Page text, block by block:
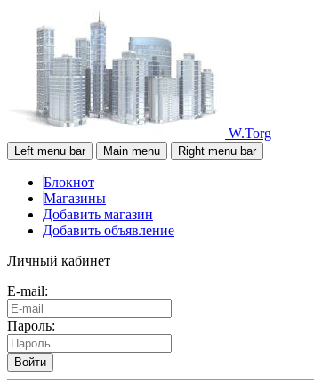
W.Torg
Left menu bar Main menu Right menu bar
Блокнот
Магазины
Добавить магазин
Добавить объявление
Личный кабинет
E-mail:
Пароль:
Войти